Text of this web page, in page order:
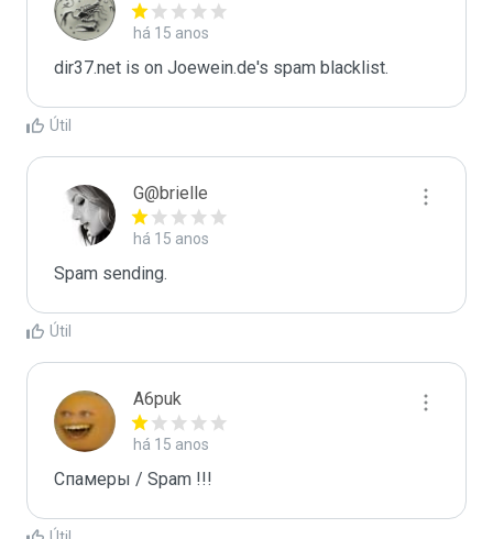
há 15 anos
dir37.net is on Joewein.de's spam blacklist.
Útil
G@brielle
há 15 anos
Spam sending.
Útil
A6puk
há 15 anos
Спамеры / Spam !!!